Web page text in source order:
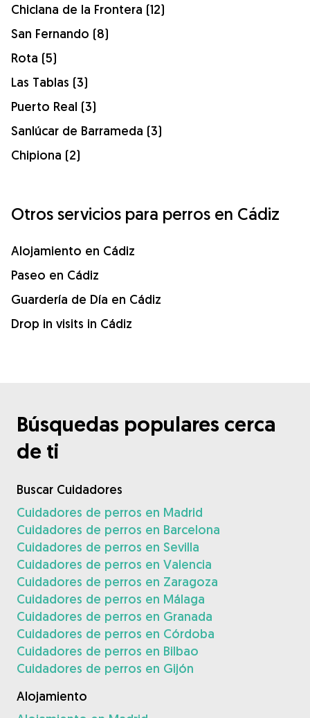
Chiclana de la Frontera (12)
San Fernando (8)
Rota (5)
Las Tablas (3)
Puerto Real (3)
Sanlúcar de Barrameda (3)
Chipiona (2)
Otros servicios para perros en Cádiz
Alojamiento en Cádiz
Paseo en Cádiz
Guardería de Día en Cádiz
Drop in visits in Cádiz
Búsquedas populares cerca
de ti
Buscar Cuidadores
Cuidadores de perros en Madrid
Cuidadores de perros en Barcelona
Cuidadores de perros en Sevilla
Cuidadores de perros en Valencia
Cuidadores de perros en Zaragoza
Cuidadores de perros en Málaga
Cuidadores de perros en Granada
Cuidadores de perros en Córdoba
Cuidadores de perros en Bilbao
Cuidadores de perros en Gijón
Alojamiento